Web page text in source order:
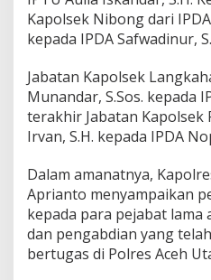
a
j
a
a
n
Kapolsek Nibong dari
kepada IPDA Safwadinur,
Jabatan Kapolsek
Munandar, S.Sos. kepada
terakhir Jabatan Kapolsek
Irvan, S.H. kepada IPDA
Dalam amanatnya,
Aprianto menyampaikan
kepada para pejabat lama
dan pengabdian yang
bertugas di Polres Aceh